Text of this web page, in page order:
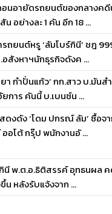
นอายัดรถยนต์ของกลางคดี
อย่างละ 1 คัน อีก 18 ...
ถยนต์หรู ‘ลัมโบร์กินี’ ชฎ
อสังหาฯนักธุรกิจดังค ...
กำปั่นแก้ว’ กก.สาว บ.มันส
การ คันนี้ บ.เบนซ์น ...
งดัง ‘โดม ปกรณ์ ลัม’ ซื้อจ
อโต้ กรุ๊ป พนักงานอั ...
พ.ต.อ.ธิติสรรค์ อุทธนผล ค
หลังรับแจ้งจาก ...